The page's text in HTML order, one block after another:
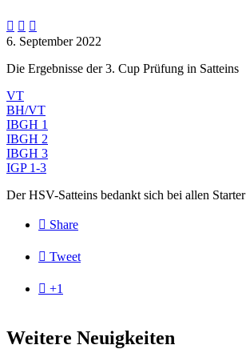
  
6. September 2022
Die Ergebnisse der 3. Cup Prüfung in Satteins
VT
BH/VT
IBGH 1
IBGH 2
IBGH 3
IGP 1-3
Der HSV-Satteins bedankt sich bei allen Starter
 Share
 Tweet
 +1
Weitere Neuigkeiten